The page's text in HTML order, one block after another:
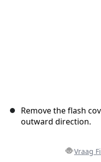
Remove the flash
outward direction.
Vraag